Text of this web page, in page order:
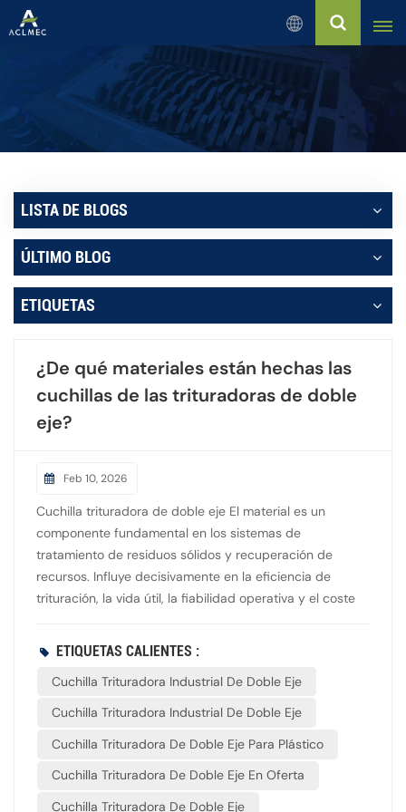
Español
English
Русский
Español
بالعربية
Français
Português
LISTA DE BLOGS
ÚLTIMO BLOG
ETIQUETAS
¿De qué materiales están hechas las
cuchillas de las trituradoras de doble
eje?
Feb 10, 2026
Cuchilla trituradora de doble eje El material es un
componente fundamental en los sistemas de
tratamiento de residuos sólidos y recuperación de
recursos. Influye decisivamente en la eficiencia de
trituración, la vida útil, la fiabilidad operativa y el coste
cuatro materiales principales para las cuchillas. La
intensidad del procesamiento y las necesidades
operativas. El acero SKD11 es un acero para herramientas
cromo. Es la opción más común para aplicaciones de
uso general. Con una dureza de HRC 58–60 y una
ETIQUETAS CALIENTES :
Cuchilla Trituradora Industrial De Doble Eje
Cuchilla Trituradora Industrial De Doble Eje
Cuchilla Trituradora De Doble Eje Para Plástico
Cuchilla Trituradora De Doble Eje En Oferta
Cuchilla Trituradora De Doble Eje